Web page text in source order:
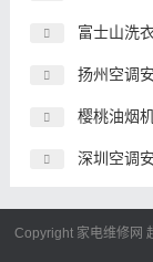
富士山洗
扬州空调
樱桃油烟
深圳空调
Copyright 家电维修网